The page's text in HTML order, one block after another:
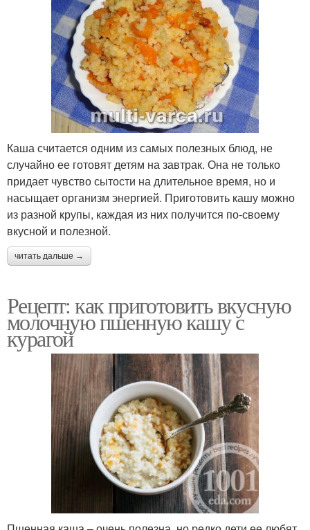
Каша считается одним из самых полезных блюд, не
случайно ее готовят детям на завтрак. Она не только
придает чувство сытости на длительное время, но и
насыщает организм энергией. Приготовить кашу можно
из разной крупы, каждая из них получится по-своему
вкусной и полезной.
читать дальше →
Рецепт: как приготовить вкусную
молочную пшенную кашу с
курагой